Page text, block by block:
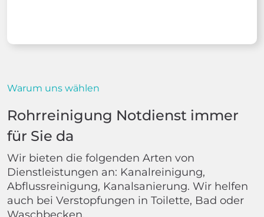
Warum uns wählen
Rohrreinigung Notdienst immer
für Sie da
Wir bieten die folgenden Arten von
Dienstleistungen an: Kanalreinigung,
Abflussreinigung, Kanalsanierung. Wir helfen
auch bei Verstopfungen in Toilette, Bad oder
Waschbecken.